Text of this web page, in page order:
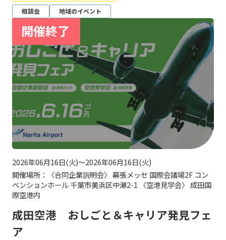
相談会
地域のイベント
2026年06月16日(火)～2026年06月16日(火)
開催場所：〈合同企業説明会〉 幕張メッセ 国際会議場2F コン
ベンションホール 千葉市美浜区中瀬2-1 〈空港見学会〉 成田国
際空港内
成田空港 おしごと＆キャリア発見フェ
ア